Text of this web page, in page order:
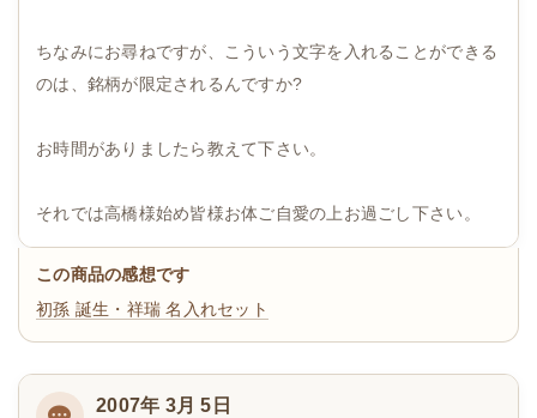
ちなみにお尋ねですが、こういう文字を入れることができる
のは、銘柄が限定されるんですか?
お時間がありましたら教えて下さい。
それでは高橋様始め皆様お体ご自愛の上お過ごし下さい。
この商品の感想です
初孫 誕生・祥瑞 名入れセット
2007年 3月 5日